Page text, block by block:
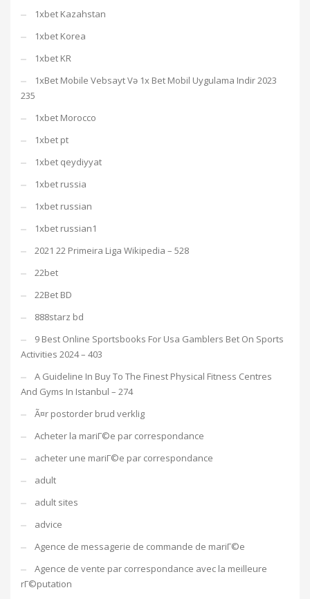
1xbet Kazahstan
1xbet Korea
1xbet KR
1xBet Mobile Vebsayt Və 1x Bet Mobil Uygulama Indir 2023
235
1xbet Morocco
1xbet pt
1xbet qeydiyyat
1xbet russia
1xbet russian
1xbet russian1
2021 22 Primeira Liga Wikipedia – 528
22bet
22Bet BD
888starz bd
9 Best Online Sportsbooks For Usa Gamblers Bet On Sports
Activities 2024 – 403
A Guideline In Buy To The Finest Physical Fitness Centres
And Gyms In Istanbul – 274
Ã¤r postorder brud verklig
Acheter la mariГ©e par correspondance
acheter une mariГ©e par correspondance
adult
adult sites
advice
Agence de messagerie de commande de mariГ©e
Agence de vente par correspondance avec la meilleure
rГ©putation